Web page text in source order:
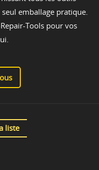
emballage pratique.
Tools pour vos
liste